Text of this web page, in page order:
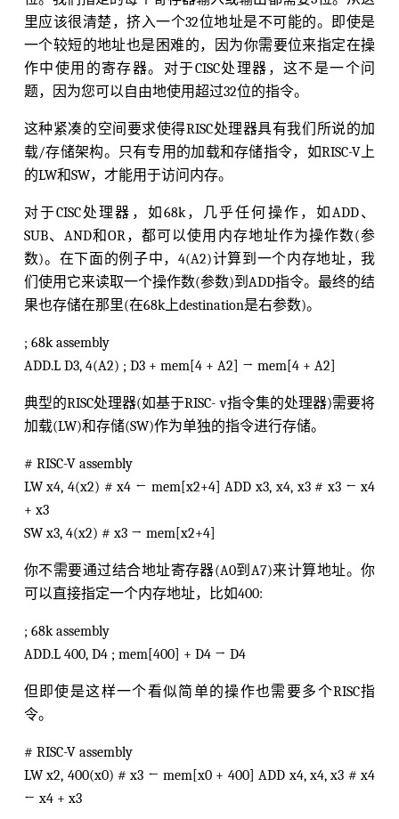
里应该很清楚，挤入一个32位地址是不可能的。即使是
一个较短的地址也是困难的，因为你需要位来指定在操
作中使用的寄存器。对于CISC处理器，这不是一个问
题，因为您可以自由地使用超过32位的指令。
这种紧凑的空间要求使得RISC处理器具有我们所说的加
载/存储架构。只有专用的加载和存储指令，如RISC-V上
的LW和SW，才能用于访问内存。
对于CISC处理器，如68k，几乎任何操作，如ADD、
SUB、AND和OR，都可以使用内存地址作为操作数(参
数)。在下面的例子中，4(A2)计算到一个内存地址，我
们使用它来读取一个操作数(参数)到ADD指令。最终的结
果也存储在那里(在68k上destination是右参数)。
; 68k assembly
ADD.L D3, 4(A2) ; D3 + mem[4 + A2] → mem[4 + A2]
典型的RISC处理器(如基于RISC- v指令集的处理器)需要将
加载(LW)和存储(SW)作为单独的指令进行存储。
# RISC-V assembly
LW x4, 4(x2) # x4 ← mem[x2+4] ADD x3, x4, x3 # x3 ← x4
+ x3
SW x3, 4(x2) # x3 → mem[x2+4]
你不需要通过结合地址寄存器(A0到A7)来计算地址。你
可以直接指定一个内存地址，比如400:
; 68k assembly
ADD.L 400, D4 ; mem[400] + D4 → D4
但即使是这样一个看似简单的操作也需要多个RISC指
令。
# RISC-V assembly
LW x2, 400(x0) # x3 ← mem[x0 + 400] ADD x4, x4, x3 # x4
← x4 + x3